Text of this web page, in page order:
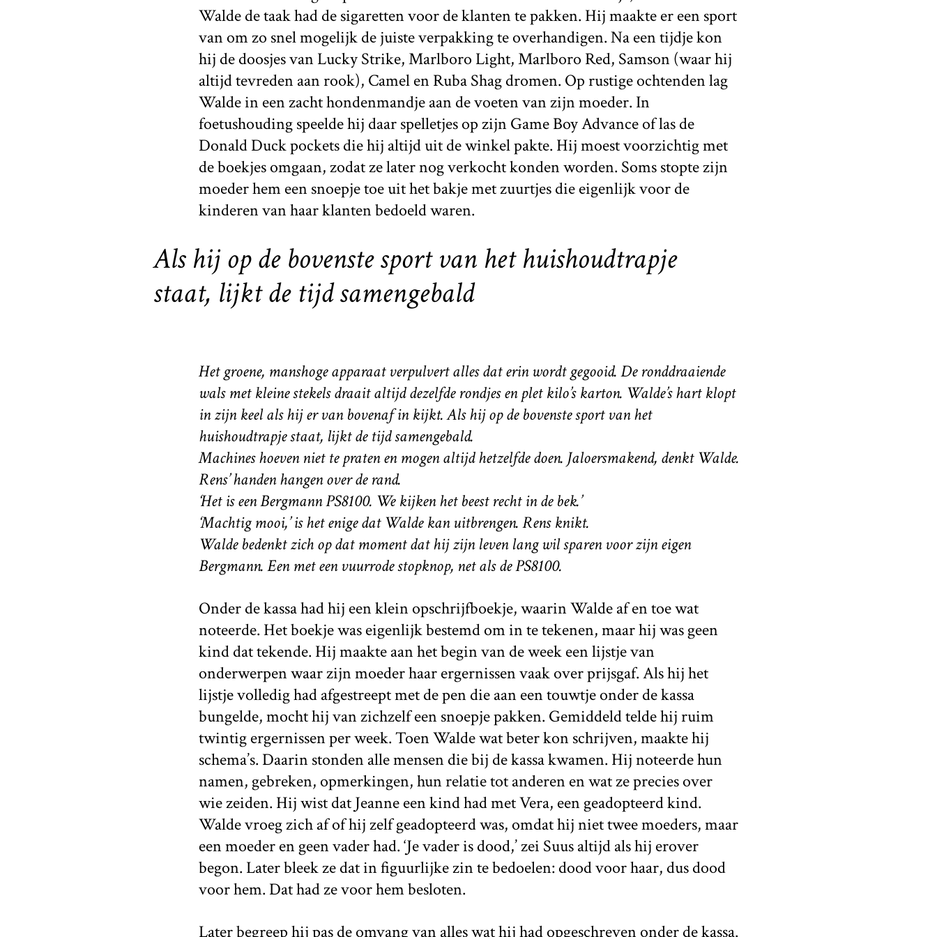
Walde de taak had de sigaretten voor de klanten te pakken. Hij maakte er een sport
van om zo snel mogelijk de juiste verpakking te overhandigen. Na een tijdje kon
hij de doosjes van Lucky Strike, Marlboro Light, Marlboro Red, Samson (waar hij
altijd tevreden aan rook), Camel en Ruba Shag dromen. Op rustige ochtenden lag
Walde in een zacht hondenmandje aan de voeten van zijn moeder. In
foetushouding speelde hij daar spelletjes op zijn Game Boy Advance of las de
Donald Duck pockets die hij altijd uit de winkel pakte. Hij moest voorzichtig met
de boekjes omgaan, zodat ze later nog verkocht konden worden. Soms stopte zijn
moeder hem een snoepje toe uit het bakje met zuurtjes die eigenlijk voor de
kinderen van haar klanten bedoeld waren.
Als hij op de bovenste sport van het huishoudtrapje
staat, lijkt de tijd samengebald
Het groene, manshoge apparaat verpulvert alles dat erin wordt gegooid. De ronddraaiende
wals met kleine stekels draait altijd dezelfde rondjes en plet kilo’s karton. Walde’s hart klopt
in zijn keel als hij er van bovenaf in kijkt. Als hij op de bovenste sport van het
huishoudtrapje staat, lijkt de tijd samengebald.
Machines hoeven niet te praten en mogen altijd hetzelfde doen. Jaloersmakend, denkt Walde.
Rens’ handen hangen over de rand.
‘Het is een Bergmann PS8100. We kijken het beest recht in de bek.’
‘Machtig mooi,’ is het enige dat Walde kan uitbrengen. Rens knikt.
Walde bedenkt zich op dat moment dat hij zijn leven lang wil sparen voor zijn eigen
Bergmann. Een met een vuurrode stopknop, net als de PS8100.
Onder de kassa had hij een klein opschrijfboekje, waarin Walde af en toe wat
noteerde. Het boekje was eigenlijk bestemd om in te tekenen, maar hij was geen
kind dat tekende. Hij maakte aan het begin van de week een lijstje van
onderwerpen waar zijn moeder haar ergernissen vaak over prijsgaf. Als hij het
lijstje volledig had afgestreept met de pen die aan een touwtje onder de kassa
bungelde, mocht hij van zichzelf een snoepje pakken. Gemiddeld telde hij ruim
twintig ergernissen per week. Toen Walde wat beter kon schrijven, maakte hij
schema’s. Daarin stonden alle mensen die bij de kassa kwamen. Hij noteerde hun
namen, gebreken, opmerkingen, hun relatie tot anderen en wat ze precies over
wie zeiden. Hij wist dat Jeanne een kind had met Vera, een geadopteerd kind.
Walde vroeg zich af of hij zelf geadopteerd was, omdat hij niet twee moeders, maar
een moeder en geen vader had. ‘Je vader is dood,’ zei Suus altijd als hij erover
begon. Later bleek ze dat in figuurlijke zin te bedoelen: dood voor haar, dus dood
voor hem. Dat had ze voor hem besloten.
Later begreep hij pas de omvang van alles wat hij had opgeschreven onder de kassa.